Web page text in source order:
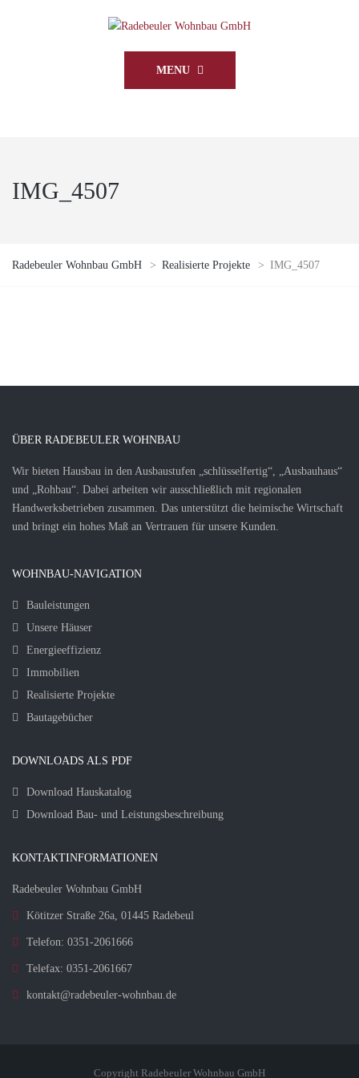
MENU
IMG_4507
Radebeuler Wohnbau GmbH > Realisierte Projekte > IMG_4507
ÜBER RADEBEULER WOHNBAU
Wir bieten Hausbau in den Ausbaustufen „schlüsselfertig“, „Ausbauhaus“
und „Rohbau“. Dabei arbeiten wir ausschließlich mit regionalen
Handwerksbetrieben zusammen. Das unterstützt die heimische Wirtschaft
und bringt ein hohes Maß an Vertrauen für unsere Kunden.
WOHNBAU-NAVIGATION
Bauleistungen
Unsere Häuser
Energieeffizienz
Immobilien
Realisierte Projekte
Bautagebücher
DOWNLOADS ALS PDF
Download Hauskatalog
Download Bau- und Leistungsbeschreibung
KONTAKTINFORMATIONEN
Radebeuler Wohnbau GmbH
Kötitzer Straße 26a, 01445 Radebeul
Telefon: 0351-2061666
Telefax: 0351-2061667
kontakt@radebeuler-wohnbau.de
Copyright Radebeuler Wohnbau GmbH